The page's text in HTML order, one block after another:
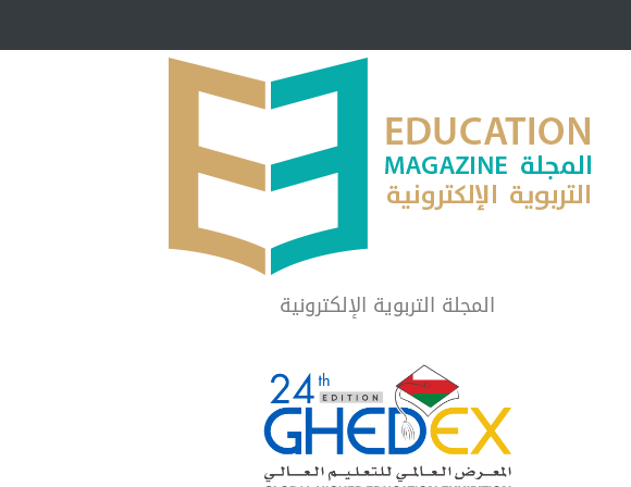
شراكة مجتمعية لمجمع تعليمي بالطائف تستهدف الأيتام وأبناء
الشهداء والمتفوقين
لماذا تعد برامج توعية الأطفال بخصوصية الجسد وقاية لا فضول؟
المجلة التربوية الإلكترونية